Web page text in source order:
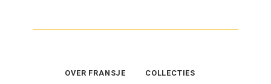
OVER FRANSJE
COLLECTIES